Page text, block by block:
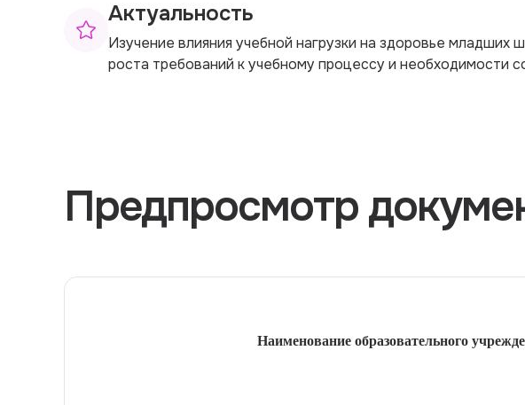
Актуальность
Изучение влияния учебной нагрузки на здоровье младших
роста требований к учебному процессу и необходимости
Предпросмотр
Наименование образовательного